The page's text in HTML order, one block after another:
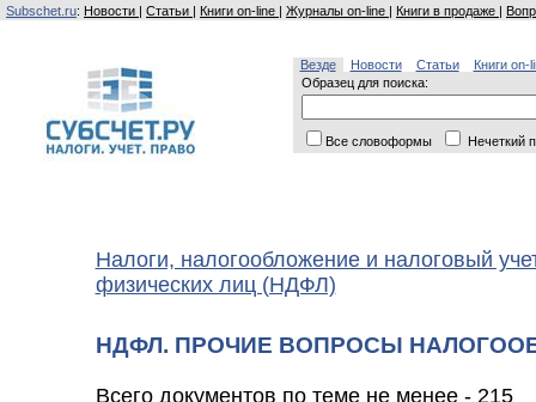
Subschet.ru: Новости | Статьи | Книги on-line | Журналы on-line | Книги в продаже |
Везде Новости Статьи
Книги on-
Образец для поиска:
Все словоформы Нечеткий
Налоги, налогообложение и налоговый
физических лиц (НДФЛ)
НДФЛ. ПРОЧИЕ ВОПРОСЫ
Всего документов по теме не менее - 215